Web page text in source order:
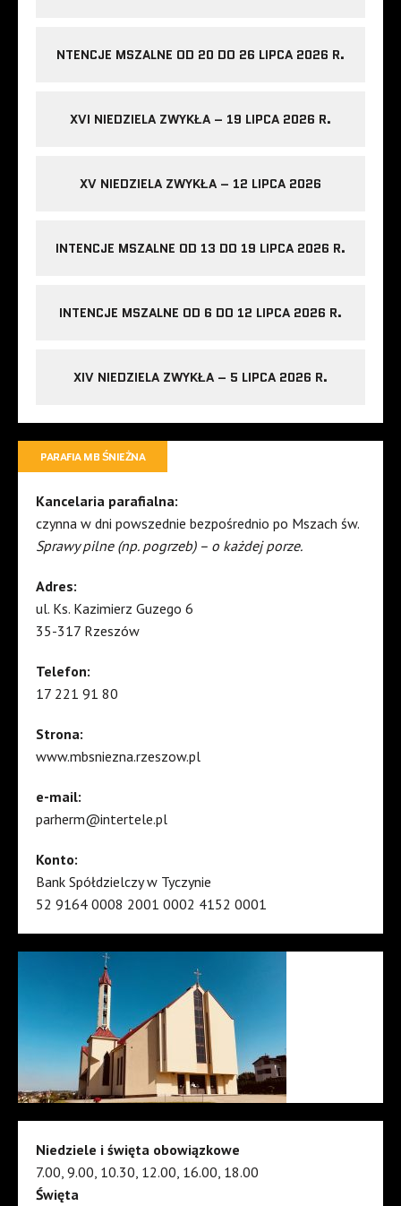
NTENCJE MSZALNE OD 20 DO 26 LIPCA 2026 R.
XVI NIEDZIELA ZWYKŁA – 19 LIPCA 2026 R.
XV NIEDZIELA ZWYKŁA – 12 LIPCA 2026
INTENCJE MSZALNE OD 13 DO 19 LIPCA 2026 R.
INTENCJE MSZALNE OD 6 DO 12 LIPCA 2026 R.
XIV NIEDZIELA ZWYKŁA – 5 LIPCA 2026 R.
PARAFIA MB ŚNIEŻNA
Kancelaria parafialna:
czynna w dni powszednie bezpośrednio po Mszach św.
Sprawy pilne (np. pogrzeb) – o każdej porze.
Adres:
ul. Ks. Kazimierz Guzego 6
35-317 Rzeszów
Telefon:
17 221 91 80
Strona:
www.mbsniezna.rzeszow.pl
e-mail:
parherm@intertele.pl
Konto:
Bank Spółdzielczy w Tyczynie
52 9164 0008 2001 0002 4152 0001
Niedziele i święta obowiązkowe
7.00, 9.00, 10.30, 12.00, 16.00, 18.00
Święta